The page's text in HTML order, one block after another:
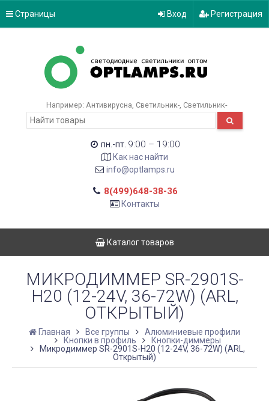
Страницы Вход Регистрация
Например: Антивирусна Светильник- Светильник-
пн.-пт. 9:00 – 19:00
Как нас найти
info@optlamps.ru
8(499)648-38-36
Контакты
Каталог товаров
МИКРОДИММЕР SR-2901S-
H20 (12-24V, 36-72W) (ARL,
ОТКРЫТЫЙ)
Главная Все группы
Алюминиевые профили
Кнопки в профиль
Кнопки-диммеры
Микродиммер SR-2901S-H20 (12-24V, 36-72W) (ARL,
Открытый)